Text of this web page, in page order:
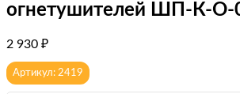
огнетушителей ШП-К-О-
2 930 ₽
Артикул: 2419